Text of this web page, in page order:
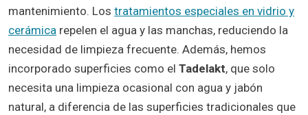
mantenimiento. Los tratamientos especiales en vidrio y
cerámica repelen el agua y las manchas, reduciendo la
necesidad de limpieza frecuente. Además, hemos
incorporado superficies como el Tadelakt, que solo
necesita una limpieza ocasional con agua y jabón
natural, a diferencia de las superficies tradicionales que